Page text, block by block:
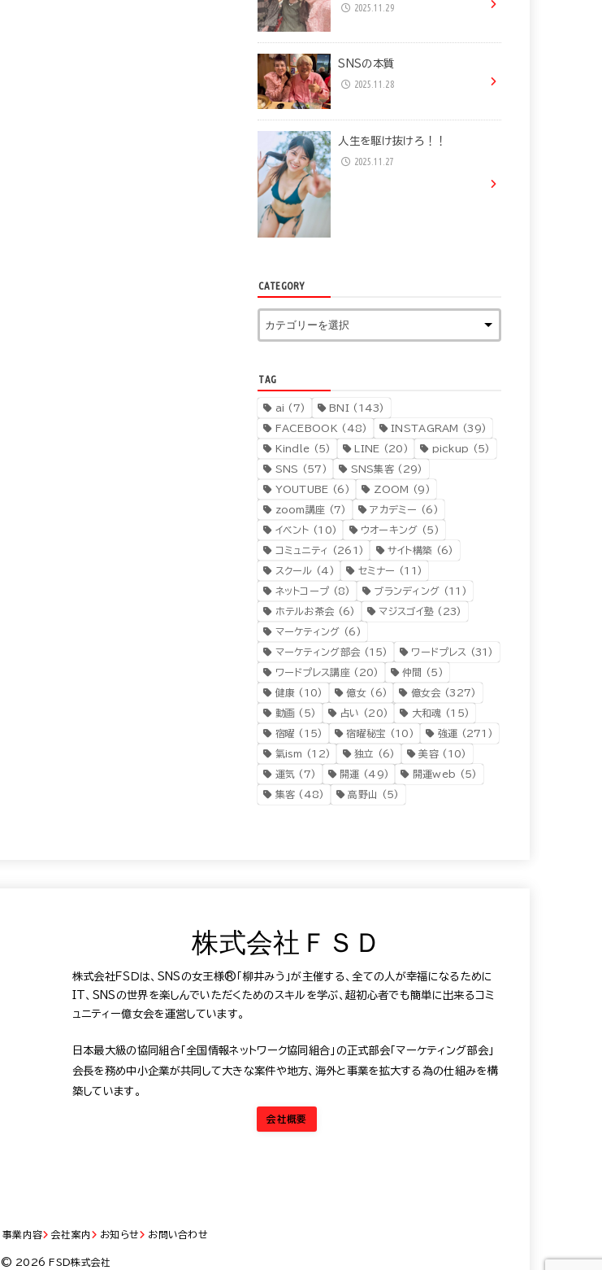
2025.11.29
SNSの本質
2025.11.28
人生を駆け抜けろ！！
2025.11.27
CATEGORY
TAG
ai (7) BNI(143)
FACEBOOK (48) INSTAGRAM (39)
Kindle (5) LINE (20) pickup (5)
SNS (57) SNS集客 (29)
YOUTUBE (6) ZOOM (9)
zoom講座 (7) アカデミー (6)
イベント (10) ウオーキング (5)
コミュニティ (261) サイト構築 (6)
スクール (4) セミナー (11)
ネットコープ (8) ブランディング (11)
ホテルお茶会 (6) マジスゴイ塾 (23)
マーケティング (6)
マーケティング部会 (15) ワードプレス (31)
ワードプレス講座(20) 仲間 (5)
健康 (10) 億女(6) 億女会 (327)
動画 (5) 占い (20) 大和魂 (15)
宿曜 (15) 宿曜秘宝 (10) 強運 (271)
氣ism (12) 独立 (6) 美容 (10)
運気 (7) 開運 (49) 開運web (5)
集客 (48) 高野山 (5)
株式会社ＦＳＤ
株式会社ＦＳＤは、SNSの女王様®️「柳井みう」が主催する、全ての人が幸福になるために
IT、SNSの世界を楽しんでいただくためのスキルを学ぶ、超初心者でも簡単に出来るコミ
ュニティー億女会を運営しています。
日本最大級の協同組合「全国情報ネットワーク協同組合」の正式部会「マーケティング部会」
会長を務め中小企業が共同して大きな案件や地方、海外と事業を拡大する為の仕組みを構
築しています。
会社概要
事業内容 会社案内 お知らせ お問い合わせ
© 2026 FSD株式会社